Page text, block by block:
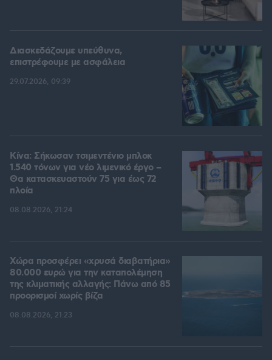
Διασκεδάζουμε υπεύθυνα,
επιστρέφουμε με ασφάλεια
29.07.2026, 09:39
Κίνα: Σήκωσαν τσιμεντένιο μπλοκ
1.540 τόνων για νέο λιμενικό έργο –
Θα κατασκευαστούν 75 για έως 72
πλοία
08.08.2026, 21:24
Χώρα προσφέρει «χρυσά διαβατήρια»
80.000 ευρώ για την καταπολέμηση
της κλιματικής αλλαγής: Πάνω από 85
προορισμοί χωρίς βίζα
08.08.2026, 21:23